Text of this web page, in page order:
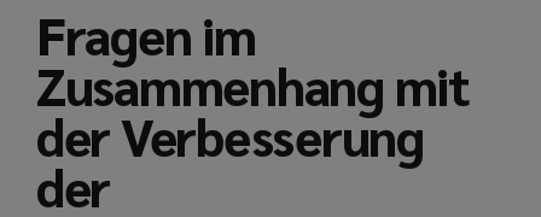
Fragen im
Zusammenhang mit
der Verbesserung
der